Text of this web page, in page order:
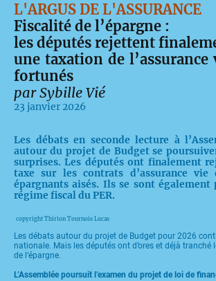
L'ARGUS DE L'ASSURANCE
Fiscalité de l’épargne :
les députés rejettent
une taxation de l’assurance
fortunés
par Sybille Vié
23 janvier 2026
Les débats en seconde lecture à
autour du projet de Budget se
surprises. Les députés ont finalement
taxe sur les contrats d’assurance vie
épargnants aisés. Ils se sont également
régime fiscal du PER.
copyright Thirion Tournois Lucas
Les débats autour du projet de Budget pour 2026
nationale. Mais les députés ont d’ores et déjà tranché
de l’épargne.
L’Assemblée poursuit l’examen du projet de loi de